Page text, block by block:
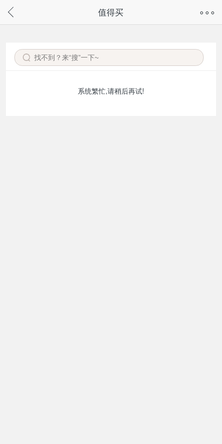
请通过微信或支付宝搜“奇兔客小程序”访问
值得买
系统繁忙,请稍后再试!